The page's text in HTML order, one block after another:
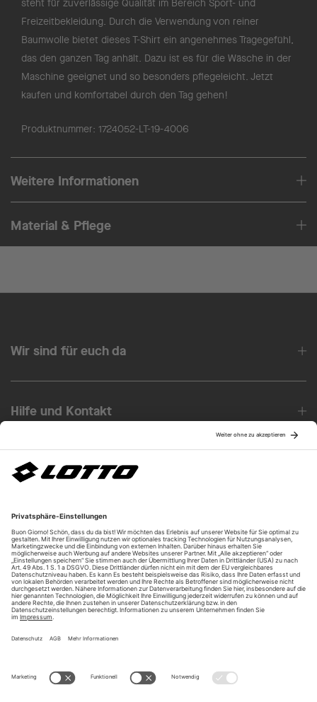
steht für zuverlässige Qualität im Bereich Sport- und
Freizeitbekleidung. Durch die Verwendung von reiner
Baumwolle bietet dieses T-Shirt ein angenehmes Tragegefühl,
das den ganzen Tag anhält. Dazu ist es für die Wäsche in der
Maschine geeignet und so besonders pflegeleicht. Jetzt
kaufen und komfortabel durch den Tag gehen!
Produktnummer: 1724052-LT-19-4006
Weitere Informationen
Material & Pflege
Wir sind für euch da
Hilfe und Kontakt
Über uns
Unsere Vorteile
Unsere Partner